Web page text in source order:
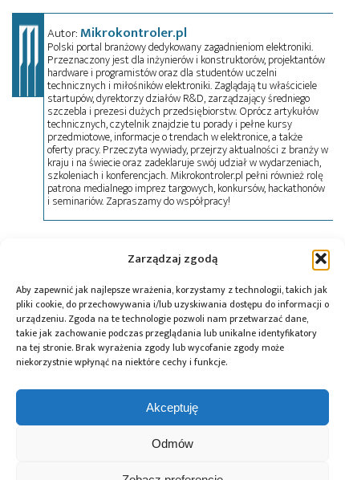
Zarządzaj zgodą
Aby zapewnić jak najlepsze wrażenia, korzystamy z technologii, takich jak
pliki cookie, do przechowywania i/lub uzyskiwania dostępu do informacji o
urządzeniu. Zgoda na te technologie pozwoli nam przetwarzać dane,
takie jak zachowanie podczas przeglądania lub unikalne identyfikatory
na tej stronie. Brak wyrażenia zgody lub wycofanie zgody może
niekorzystnie wpłynąć na niektóre cechy i funkcje.
Akceptuję
Odmów
Autor:Mikrokontroler.pl
Polski portal branżowy dedykowany zagadnieniom elektroniki.
Przeznaczony jest dla inżynierów i konstruktorów, projektantów
hardware i programistów oraz dla studentów uczelni
technicznych i miłośników elektroniki. Zaglądają tu właściciele
startupów, dyrektorzy działów R&D, zarządzający średniego
szczebla i prezesi dużych przedsiębiorstw. Oprócz artykułów
technicznych, czytelnik znajdzie tu porady i pełne kursy
przedmiotowe, informacje o trendach w elektronice, a także
oferty pracy. Przeczyta wywiady, przejrzy aktualności z branży w
kraju i na świecie oraz zadeklaruje swój udział w wydarzeniach,
szkoleniach i konferencjach. Mikrokontroler.pl pełni również rolę
patrona medialnego imprez targowych, konkursów, hackathonów
i seminariów. Zapraszamy do współpracy!
Delta Printing System,DPS,elektonika
, Filip Granek
Olszański,moduły UDP,nanotusze,półprzewodniki,
produkcja,układy scalone,wyświetlacze,
wyświetlacze FPD,XTPL
Przeczytaj również: